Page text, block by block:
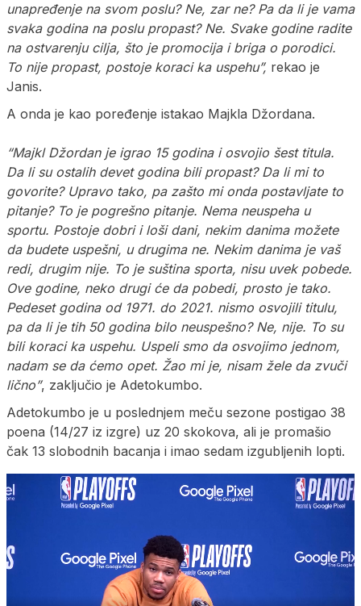
unapređenje na svom poslu? Ne, zar ne? Pa da li je vama
svaka godina na poslu propast? Ne. Svake godine radite
na ostvarenju cilja, što je promocija i briga o porodici.
To nije propast, postoje koraci ka uspehu”, rekao je
Janis.
A onda je kao poređenje istakao Majkla Džordana.
“Majkl Džordan je igrao 15 godina i osvojio šest titula.
Da li su ostalih devet godina bili propast? Da li mi to
govorite? Upravo tako, pa zašto mi onda postavljate to
pitanje? To je pogrešno pitanje. Nema neuspeha u
sportu. Postoje dobri i loši dani, nekim danima možete
da budete uspešni, u drugima ne. Nekim danima je vaš
redi, drugim nije. To je suština sporta, nisu uvek pobede.
Ove godine, neko drugi će da pobedi, prosto je tako.
Pedeset godina od 1971. do 2021. nismo osvojili titulu,
pa da li je tih 50 godina bilo neuspešno? Ne, nije. To su
bili koraci ka uspehu. Uspeli smo da osvojimo jednom,
nadam se da ćemo opet. Žao mi je, nisam žele da zvuči
lično”, zaključio je Adetokumbo.
Adetokumbo je u poslednjem meču sezone postigao 38
poena (14/27 iz izgre) uz 20 skokova, ali je promašio
čak 13 slobodnih bacanja i imao sedam izgubljenih lopti.